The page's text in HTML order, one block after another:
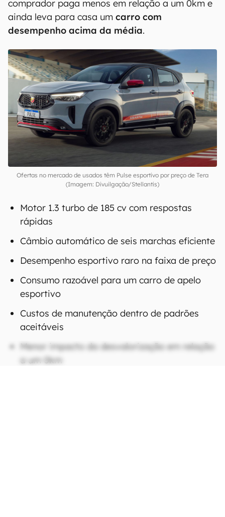
comprador paga menos em relação a um 0km e
ainda leva para casa um carro com
desempenho acima da média.
Ofertas no mercado de usados têm Pulse esportivo por preço de Tera
(Imagem: Divuilgação/Stellantis)
Motor 1.3 turbo de 185 cv com respostas
rápidas
Câmbio automático de seis marchas eficiente
Desempenho esportivo raro na faixa de preço
Consumo razoável para um carro de apelo
esportivo
Custos de manutenção dentro de padrões
aceitáveis
Menor impacto da desvalorização em relação
a um 0km